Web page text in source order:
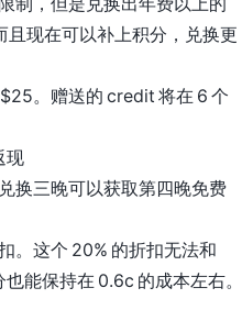
现在可以补上积分，兑换更
。赠送的 credit 将在 6 个
现
换三晚可以获取第四晚免费
。这个 20% 的折扣无法和
能保持在 0.6c 的成本左右。